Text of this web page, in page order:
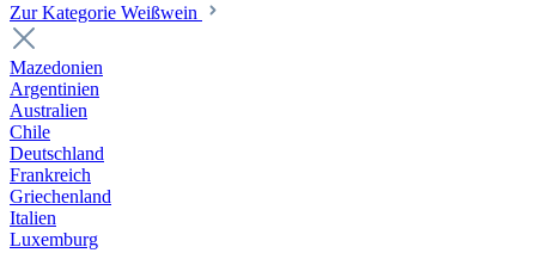
Zur Kategorie Weißwein
Mazedonien
Argentinien
Australien
Chile
Deutschland
Frankreich
Griechenland
Italien
Luxemburg